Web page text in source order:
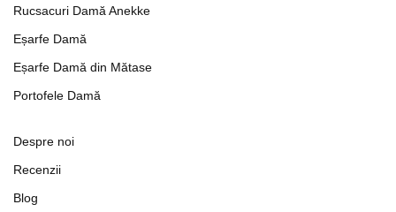
Rucsacuri Damă Anekke
Eșarfe Damă
Eșarfe Damă din Mătase
Portofele Damă
Despre noi
Recenzii
Blog